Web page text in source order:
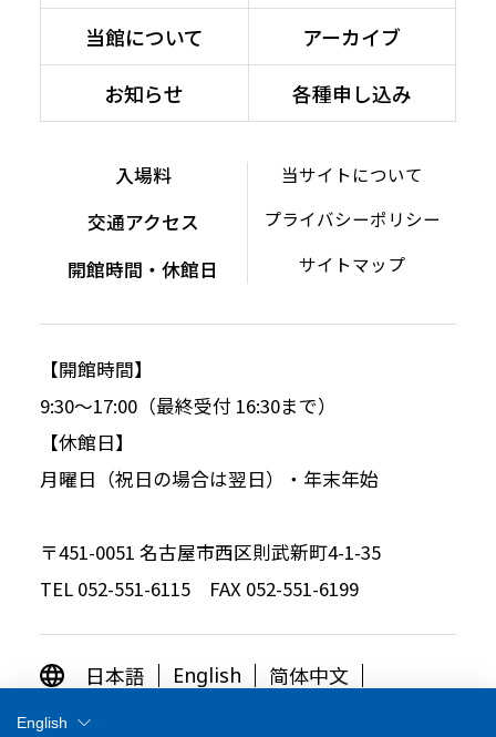
当館について
アーカイブ
お知らせ
各種申し込み
入場料
交通アクセス
開館時間・休館日
当サイトについて
プライバシーポリシー
サイトマップ
【開館時間】
9:30～17:00（最終受付 16:30まで）
【休館日】
月曜日（祝日の場合は翌日）・年末年始
〒451-0051 名古屋市西区則武新町4-1-35
TEL 052-551-6115 FAX 052-551-6199
日本語 English
简体中文
繁体中文
English